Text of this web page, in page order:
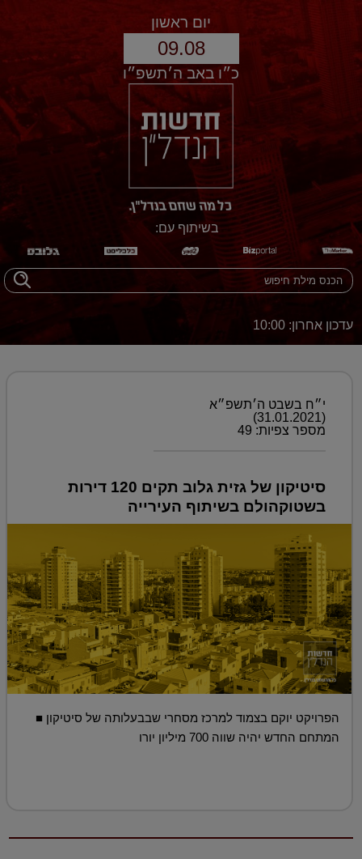
יום ראשון
09.08
כ״ו באב ה׳תשפ״ו
בשיתוף עם:
עדכון אחרון: 10:00
י״ח בשבט ה׳תשפ״א
(31.01.2021)
מספר צפיות: 49
סיטיקון של גזית גלוב תקים 120 דירות
בשטוקהולם בשיתוף העירייה
הפרויקט יוקם בצמוד למרכז מסחרי שבבעלותה של סיטיקון ■
המתחם החדש יהיה שווה 700 מיליון יורו